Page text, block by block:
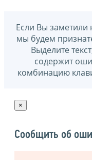
Если Вы заметили
мы будем
Выделите
содержит
комбинацию
×
Сообщить об